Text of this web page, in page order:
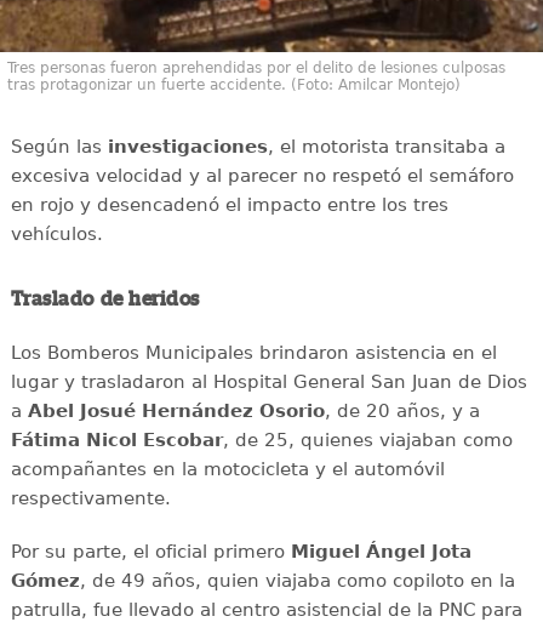
Tres personas fueron aprehendidas por el delito de lesiones culposas
tras protagonizar un fuerte accidente. (Foto: Amilcar Montejo)
Según las investigaciones, el motorista transitaba a
excesiva velocidad y al parecer no respetó el semáforo
en rojo y desencadenó el impacto entre los tres
vehículos.
Traslado de heridos
Los Bomberos Municipales brindaron asistencia en el
lugar y trasladaron al Hospital General San Juan de Dios
a Abel Josué Hernández Osorio, de 20 años, y a
Fátima Nicol Escobar, de 25, quienes viajaban como
acompañantes en la motocicleta y el automóvil
respectivamente.
Por su parte, el oficial primero Miguel Ángel Jota
Gómez, de 49 años, quien viajaba como copiloto en la
patrulla, fue llevado al centro asistencial de la PNC para